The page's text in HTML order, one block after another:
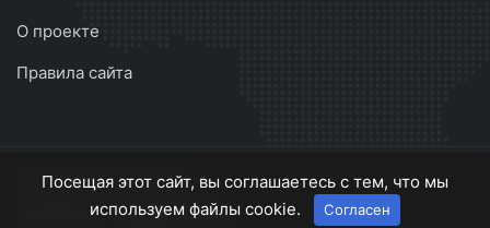
О проекте
Правила сайта
InstantCMS 2 © 2026
О проекте
Правила сайта
Посещая этот сайт, вы соглашаетесь с тем, что мы
используем файлы cookie.
Согласен